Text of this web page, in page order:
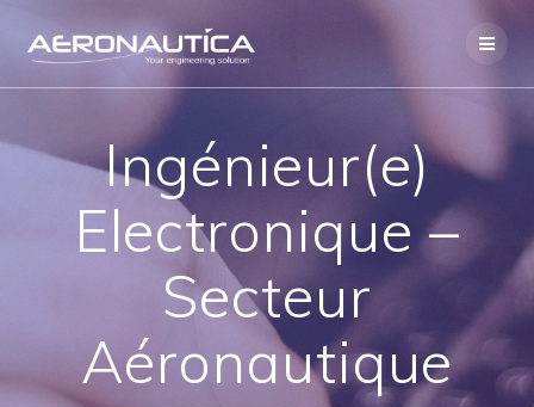
Ingénieur(e)
Electronique –
Secteur
Aéronautique